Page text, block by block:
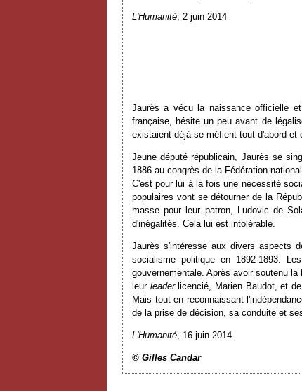
L'Humanité , 2 juin 2014
Jaurès a vécu la naissance officielle
française, hésite un peu avant de
existaient déjà se méfient tout d'abord et
Jeune député républicain, Jaurès se
1886 au congrès de la Fédération
C'est pour lui à la fois une nécessité
populaires vont se détourner de la
masse pour leur patron, Ludovic de
d'inégalités. Cela lui est intolérable.
Jaurès s'intéresse aux divers aspects
socialisme politique en 1892-1893.
gouvernementale. Après avoir soutenu
leur leaderlicencié, Marien Baudot, et
Mais tout en reconnaissant
de la prise de décision, sa conduite et
L'Humanité , 16 juin 2014
© Gilles Candar